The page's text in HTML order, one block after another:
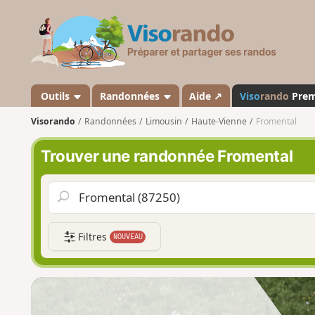
s
a
n
d
o
Outils Randonnées Aide ↗ Visorando
Visorando Randonnées Limousin Haute-Vienne Fromental
Trouver une randonnée Fromental
Filtres NOUVEAU